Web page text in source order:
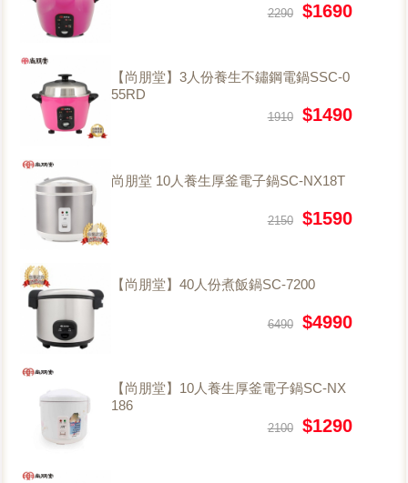
2290 $1690
【尚朋堂】3人份養生不鏽鋼電鍋SSC-0
55RD
1910 $1490
尚朋堂 10人養生厚釜電子鍋SC-NX18T
2150 $1590
【尚朋堂】40人份煮飯鍋SC-7200
6490 $4990
【尚朋堂】10人養生厚釜電子鍋SC-NX
186
2100 $1290